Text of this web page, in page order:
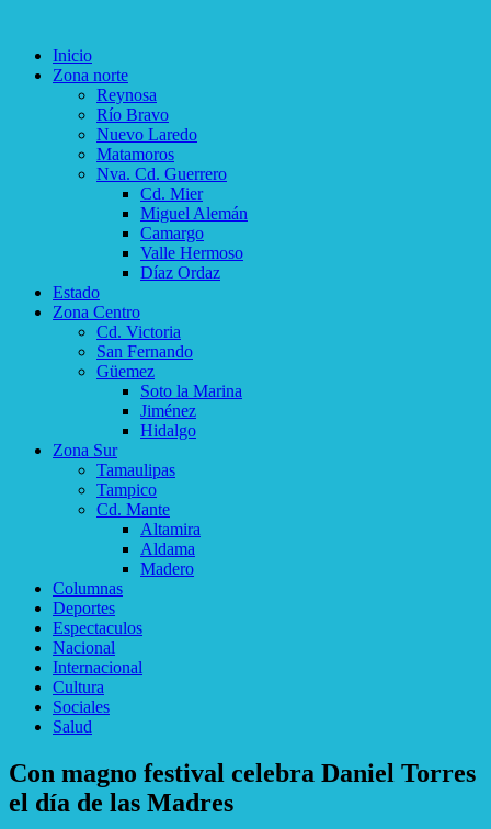
Inicio
Zona norte
Reynosa
Río Bravo
Nuevo Laredo
Matamoros
Nva. Cd. Guerrero
Cd. Mier
Miguel Alemán
Camargo
Valle Hermoso
Díaz Ordaz
Estado
Zona Centro
Cd. Victoria
San Fernando
Güemez
Soto la Marina
Jiménez
Hidalgo
Zona Sur
Tamaulipas
Tampico
Cd. Mante
Altamira
Aldama
Madero
Columnas
Deportes
Espectaculos
Nacional
Internacional
Cultura
Sociales
Salud
Con magno festival celebra Daniel Torres
el día de las Madres